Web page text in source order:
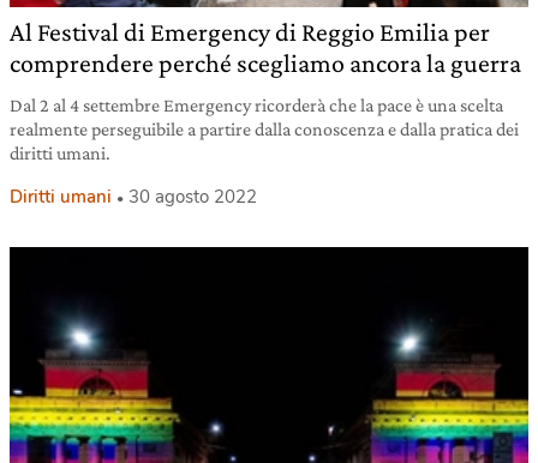
Al Festival di Emergency di Reggio Emilia per
comprendere perché scegliamo ancora la guerra
Dal 2 al 4 settembre Emergency ricorderà che la pace è una scelta
realmente perseguibile a partire dalla conoscenza e dalla pratica dei
diritti umani.
Diritti umani 30 agosto 2022